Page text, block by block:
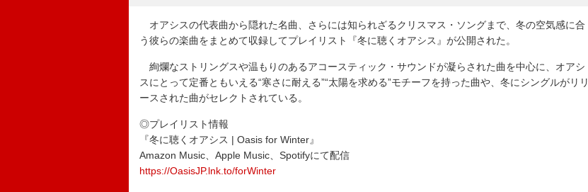
オアシスの代表曲から隠れた名曲、さらには知られざるクリスマス・ソングまで、冬の空気感に合
う彼らの楽曲をまとめて収録してプレイリスト『冬に聴くオアシス』が公開された。
絢爛なストリングスや温もりのあるアコースティック・サウンドが凝らされた曲を中心に、オアシ
スにとって定番ともいえる“寒さに耐える”“太陽を求める”モチーフを持った曲や、冬にシングルがリリ
ースされた曲がセレクトされている。
◎プレイリスト情報
『冬に聴くオアシス | Oasis for Winter』
Amazon Music、Apple Music、Spotifyにて配信
https://OasisJP.lnk.to/forWinter